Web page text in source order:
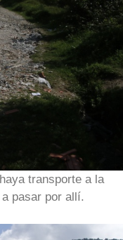
transporte a la
pasar por allí.